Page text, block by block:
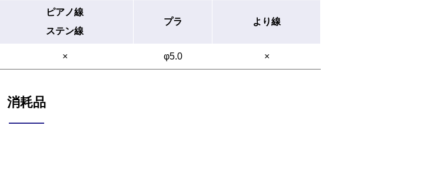
ピアノ線
ステン線
プラ より線
× φ5.0 ×
消耗品